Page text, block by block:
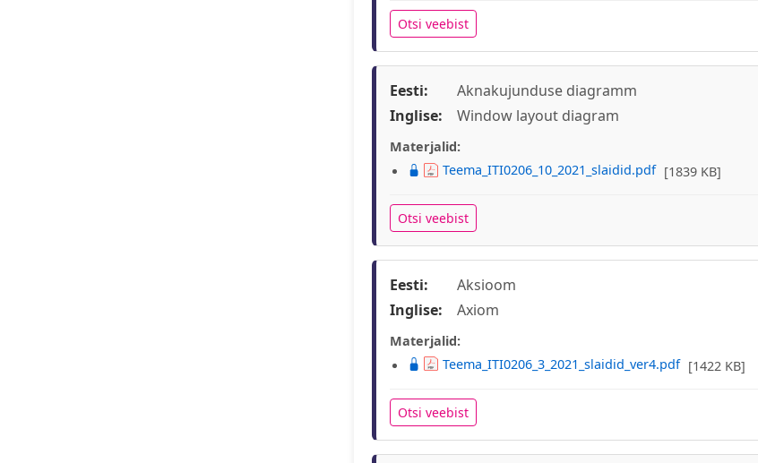
Otsi veebist
Eesti:
Aknakujunduse diagramm
Inglise:
Window layout diagram
Materjalid:
Teema_ITI0206_10_2021_slaidid.pdf [1839 KB]
Otsi veebist
Eesti:
Aksioom
Inglise:
Axiom
Materjalid:
Teema_ITI0206_3_2021_slaidid_ver4.pdf [1422 KB]
Otsi veebist